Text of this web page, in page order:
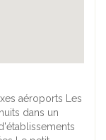
aéroports Les
dans un